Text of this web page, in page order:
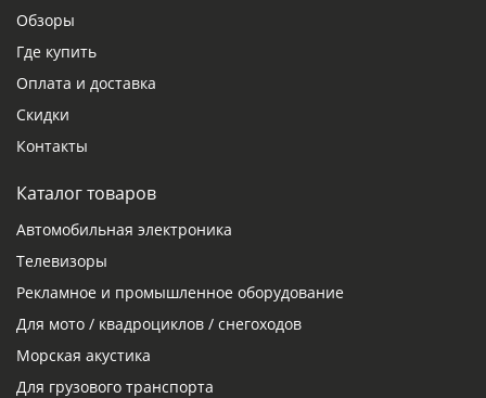
Обзоры
Где купить
Оплата и доставка
Скидки
Контакты
Каталог товаров
Автомобильная электроника
Телевизоры
Рекламное и промышленное оборудование
Для мото / квадроциклов / снегоходов
Морская акустика
Для грузового транспорта